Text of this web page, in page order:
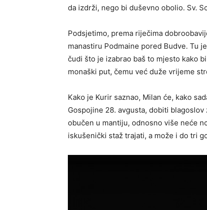
da izdrži, nego bi duševno obolio. Sv.
Podsjetimo, prema riječima
manastiru Podmaine pored Budve. Tu
čudi što je izabrao baš to mjesto kako
monaški put, čemu već duže vrijeme
Kako je Kurir saznao, Milan će, kako
Gospojine 28. avgusta, dobiti
obučen u mantiju, odnosno više neće
iskušenički staž trajati, a može i do tri